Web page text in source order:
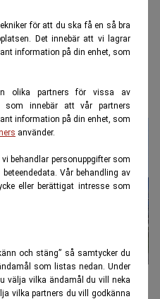
för att du ska få en så bra
Det innebär att vi lagrar
information på din enhet, som
olika partners för vissa av
som innebär att vår partners
information på din enhet, som
använder.
behandlar personuppgifter som
Vår behandling av
eller berättigat intresse som
och stäng” så samtycker du
som listas nedan. Under
välja vilka ändamål du vill neka
vilka partners du vill godkänna
av baltisk skog